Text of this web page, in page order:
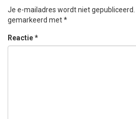
Je e-mailadres wordt niet gepubliceerd.
gemarkeerd met*
Reactie*